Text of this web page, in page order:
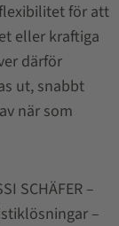
för att
eller kraftiga
därför
ut, snabbt
när som
SCHÄFER –
–